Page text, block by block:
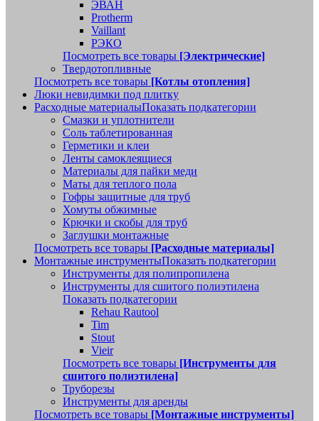
ЭВАН
Protherm
Vaillant
РЭКО
Посмотреть все товары [Электрические]
Твердотопливные
Посмотреть все товары [Котлы отопления]
Люки невидимки под плитку
Расходные материалыПоказать подкатегории
Смазки и уплотнители
Соль таблетированная
Герметики и клеи
Ленты самоклеящиеся
Материалы для пайки меди
Маты для теплого пола
Гофры защитные для труб
Хомуты обжимные
Крючки и скобы для труб
Заглушки монтажные
Посмотреть все товары [Расходные материалы]
Монтажные инструментыПоказать подкатегории
Инструменты для полипропилена
Инструменты для сшитого полиэтилена
Показать подкатегории
Rehau Rautool
Tim
Stout
Vieir
Посмотреть все товары [Инструменты для
сшитого полиэтилена]
Труборезы
Инструменты для аренды
Посмотреть все товары [Монтажные инструменты]